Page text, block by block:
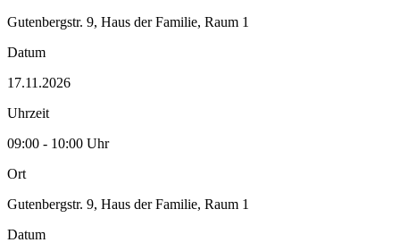
Gutenbergstr. 9, Haus der Familie, Raum 1
Datum
17.11.2026
Uhrzeit
09:00 - 10:00 Uhr
Ort
Gutenbergstr. 9, Haus der Familie, Raum 1
Datum